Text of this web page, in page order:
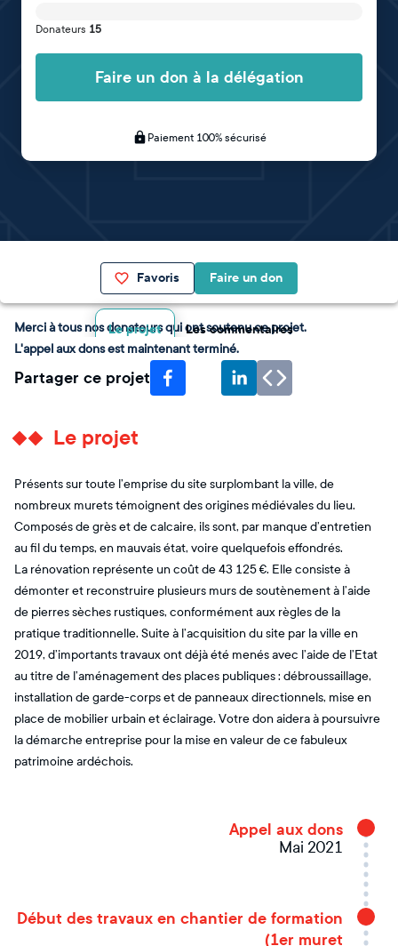
Donateurs 15
Faire un don à la délégation
Paiement 100% sécurisé
Favoris Faire un don
Le projet Les commentaires
Merci à tous nos donateurs qui ont soutenu ce projet.
L'appel aux dons est maintenant terminé.
Partager ce projet
Le projet
Présents sur toute l’emprise du site surplombant la ville, de
nombreux murets témoignent des origines médiévales du lieu.
Composés de grès et de calcaire, ils sont, par manque d’entretien
au fil du temps, en mauvais état, voire quelquefois effondrés.
La rénovation représente un coût de 43 125 €. Elle consiste à
démonter et reconstruire plusieurs murs de soutènement à l’aide
de pierres sèches rustiques, conformément aux règles de la
pratique traditionnelle. Suite à l’acquisition du site par la ville en
2019, d’importants travaux ont déjà été menés avec l’aide de l’Etat
au titre de l’aménagement des places publiques : débroussaillage,
installation de garde-corps et de panneaux directionnels, mise en
place de mobilier urbain et éclairage. Votre don aidera à poursuivre
la démarche entreprise pour la mise en valeur de ce fabuleux
patrimoine ardéchois.
Appel aux dons
Mai 2021
Début des travaux en chantier de formation
(1er muret